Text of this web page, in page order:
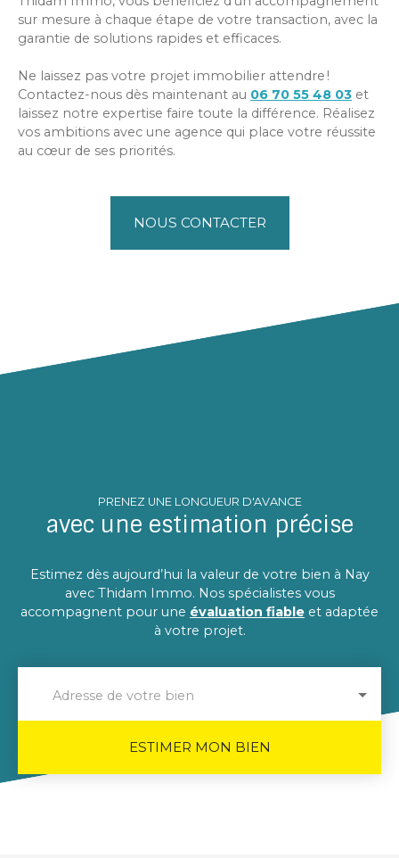
sur mesure à chaque étape de votre transaction, avec la
garantie de solutions rapides et efficaces.
Ne laissez pas votre projet immobilier attendre !
Contactez-nous dès maintenant au 06 70 55 48 03 et
laissez notre expertise faire toute la différence. Réalisez
vos ambitions avec une agence qui place votre réussite
au cœur de ses priorités.
NOUS CONTACTER
PRENEZ UNE LONGUEUR D'AVANCE
avec une estimation précise
Estimez dès aujourd’hui la valeur de votre bien à Nay
avec Thidam Immo. Nos spécialistes vous
accompagnent pour une évaluation fiable et adaptée
à votre projet.
Adresse de votre bien
ESTIMER MON BIEN